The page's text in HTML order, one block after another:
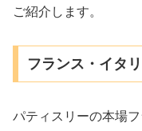
ご紹介します。
フランス・イタ
パティスリーの本場